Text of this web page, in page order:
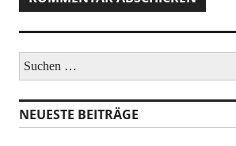
u
h
e
n
NEUESTE BEITRÄGE